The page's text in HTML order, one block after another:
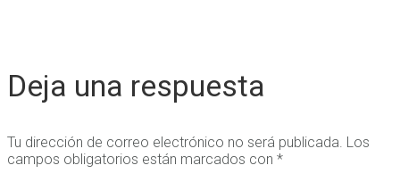
Deja una respuesta
Tu dirección de correo electrónico no será publicada. Los
campos obligatorios están marcados con *